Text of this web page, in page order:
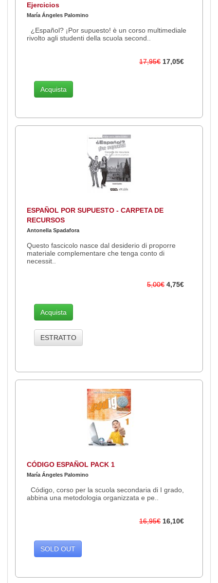
Ejercicios
María Ángeles Palomino
¿Español? ¡Por supuesto! è un corso multimediale
rivolto agli studenti della scuola second..
17,95€ 17,05€
Acquista
ESPAÑOL POR SUPUESTO - CARPETA DE
RECURSOS
Antonella Spadafora
Questo fascicolo nasce dal desiderio di proporre
materiale complementare che tenga conto di
necessit..
5,00€ 4,75€
Acquista
ESTRATTO
CÓDIGO ESPAÑOL PACK 1
María Ángeles Palomino
Código, corso per la scuola secondaria di I grado,
abbina una metodologia organizzata e pe..
16,95€ 16,10€
SOLD OUT